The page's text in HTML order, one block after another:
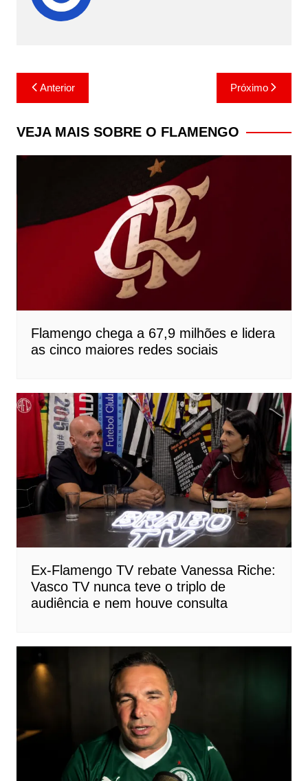
Navegação
de
Post
Anterior Próximo
VEJA MAIS SOBRE O FLAMENGO
Flamengo chega a 67,9 milhões e lidera
as cinco maiores redes sociais
Ex-Flamengo TV rebate Vanessa Riche:
Vasco TV nunca teve o triplo de
audiência e nem houve consulta